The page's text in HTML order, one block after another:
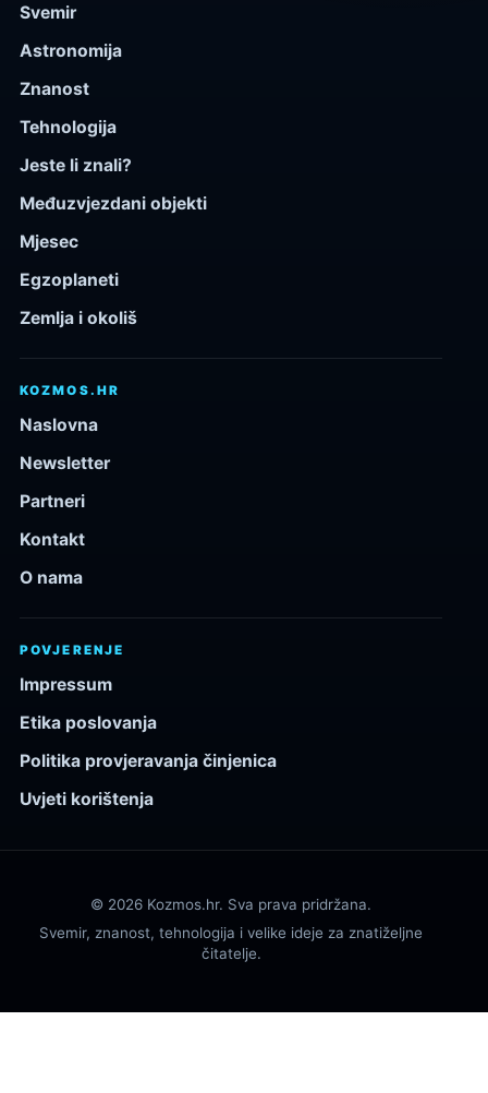
Svemir
Astronomija
Znanost
Tehnologija
Jeste li znali?
Međuzvjezdani objekti
Mjesec
Egzoplaneti
Zemlja i okoliš
KOZMOS.HR
Naslovna
Newsletter
Partneri
Kontakt
O nama
POVJERENJE
Impressum
Etika poslovanja
Politika provjeravanja činjenica
Uvjeti korištenja
© 2026 Kozmos.hr. Sva prava pridržana.
Svemir, znanost, tehnologija i velike ideje za znatiželjne
čitatelje.